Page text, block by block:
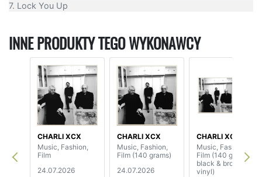
7. Lock You Up
INNE PRODUKTY TEGO WYKONAWCY
CHARLI XCX
Music, Fashion,
Film
24.07.2026
CHARLI XCX
Music, Fashion,
Film (140 grams)
24.07.2026
CHARLI XCX
Music, Fashion,
Film (140 grams,
black & brown
vinyl)